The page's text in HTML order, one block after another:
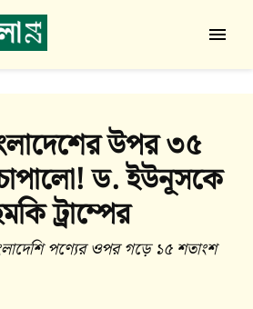
বাংলা
24
উপর ৩৫
ড. ইউনূসকে
ট্রাম্পের
পণ্যের ওপর গড়ে ১৫ শতাংশ